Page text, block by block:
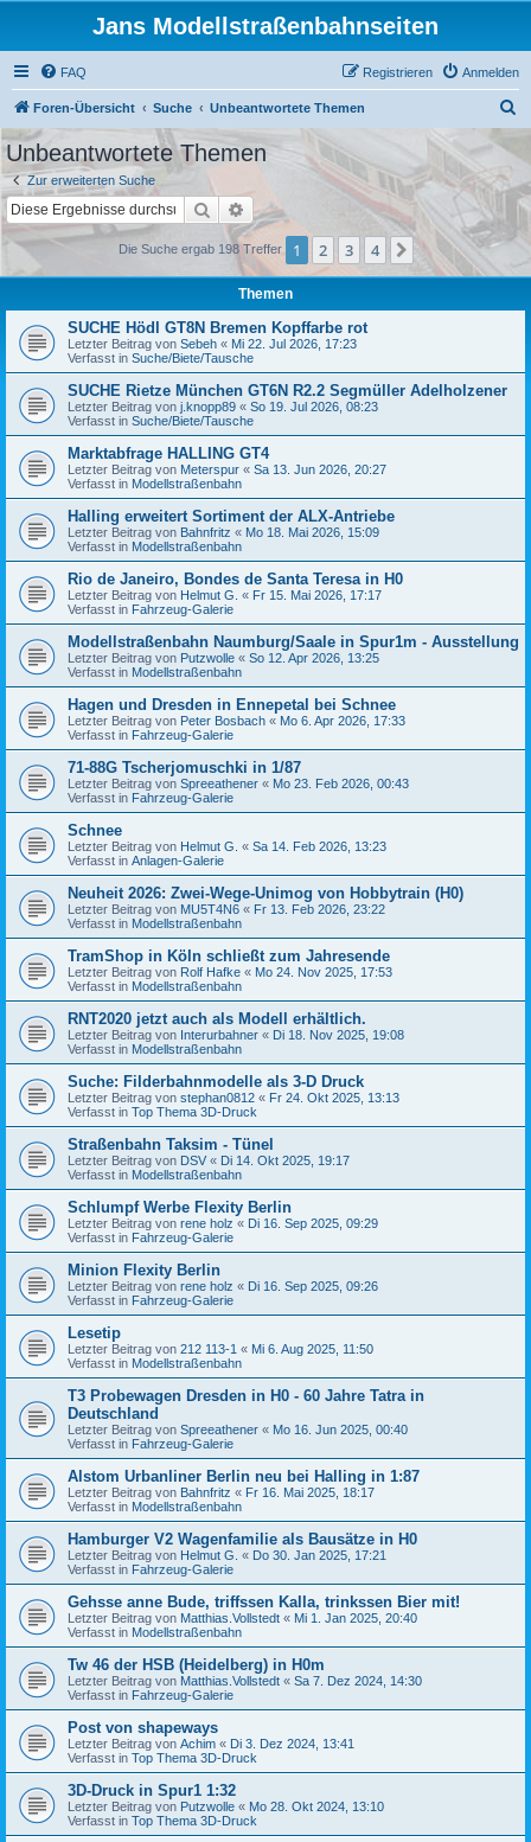
Jans Modellstraßenbahnseiten
FAQ Anmelden
Registrieren
Foren-Übersicht Suche Unbeantwortete Themen
c
h
Unbeantwortete Themen
Zur erweiterten Suche
Suche Erweiterte Suche
Die Suche ergab 198 Treffer 1 2 3 4 Nächste
Themen
SUCHE Hödl GT8N Bremen Kopffarbe rot
Letzter Beitrag von Sebeh « Mi 22. Jul 2026, 17:23
Verfasst in Suche/Biete/Tausche
SUCHE Rietze München GT6N R2.2 Segmüller Adelholzener
Letzter Beitrag von j.knopp89 « So 19. Jul 2026, 08:23
Verfasst in Suche/Biete/Tausche
Marktabfrage HALLING GT4
Letzter Beitrag von Meterspur « Sa 13. Jun 2026, 20:27
Verfasst in Modellstraßenbahn
Halling erweitert Sortiment der ALX-Antriebe
Letzter Beitrag von Bahnfritz « Mo 18. Mai 2026, 15:09
Verfasst in Modellstraßenbahn
Rio de Janeiro, Bondes de Santa Teresa in H0
Letzter Beitrag von Helmut G. « Fr 15. Mai 2026, 17:17
Verfasst in Fahrzeug-Galerie
Modellstraßenbahn Naumburg/Saale in Spur1m - Ausstellung
Letzter Beitrag von Putzwolle « So 12. Apr 2026, 13:25
Verfasst in Modellstraßenbahn
Hagen und Dresden in Ennepetal bei Schnee
Letzter Beitrag von Peter Bosbach « Mo 6. Apr 2026, 17:33
Verfasst in Fahrzeug-Galerie
71-88G Tscherjomuschki in 1/87
Letzter Beitrag von Spreeathener « Mo 23. Feb 2026, 00:43
Verfasst in Fahrzeug-Galerie
Schnee
Letzter Beitrag von Helmut G. « Sa 14. Feb 2026, 13:23
Verfasst in Anlagen-Galerie
Neuheit 2026: Zwei-Wege-Unimog von Hobbytrain (H0)
Letzter Beitrag von MU5T4N6 « Fr 13. Feb 2026, 23:22
Verfasst in Modellstraßenbahn
TramShop in Köln schließt zum Jahresende
Letzter Beitrag von Rolf Hafke « Mo 24. Nov 2025, 17:53
Verfasst in Modellstraßenbahn
RNT2020 jetzt auch als Modell erhältlich.
Letzter Beitrag von Interurbahner « Di 18. Nov 2025, 19:08
Verfasst in Modellstraßenbahn
Suche: Filderbahnmodelle als 3-D Druck
Letzter Beitrag von stephan0812 « Fr 24. Okt 2025, 13:13
Verfasst in Top Thema 3D-Druck
Straßenbahn Taksim - Tünel
Letzter Beitrag von DSV « Di 14. Okt 2025, 19:17
Verfasst in Modellstraßenbahn
Schlumpf Werbe Flexity Berlin
Letzter Beitrag von rene holz « Di 16. Sep 2025, 09:29
Verfasst in Fahrzeug-Galerie
Minion Flexity Berlin
Letzter Beitrag von rene holz « Di 16. Sep 2025, 09:26
Verfasst in Fahrzeug-Galerie
Lesetip
Letzter Beitrag von 212 113-1 « Mi 6. Aug 2025, 11:50
Verfasst in Modellstraßenbahn
T3 Probewagen Dresden in H0 - 60 Jahre Tatra in
Deutschland
Letzter Beitrag von Spreeathener « Mo 16. Jun 2025, 00:40
Verfasst in Fahrzeug-Galerie
Alstom Urbanliner Berlin neu bei Halling in 1:87
Letzter Beitrag von Bahnfritz « Fr 16. Mai 2025, 18:17
Verfasst in Modellstraßenbahn
Hamburger V2 Wagenfamilie als Bausätze in H0
Letzter Beitrag von Helmut G. « Do 30. Jan 2025, 17:21
Verfasst in Fahrzeug-Galerie
Gehsse anne Bude, triffssen Kalla, trinkssen Bier mit!
Letzter Beitrag von Matthias.Vollstedt « Mi 1. Jan 2025, 20:40
Verfasst in Modellstraßenbahn
Tw 46 der HSB (Heidelberg) in H0m
Letzter Beitrag von Matthias.Vollstedt « Sa 7. Dez 2024, 14:30
Verfasst in Fahrzeug-Galerie
Post von shapeways
Letzter Beitrag von Achim « Di 3. Dez 2024, 13:41
Verfasst in Top Thema 3D-Druck
3D-Druck in Spur1 1:32
Letzter Beitrag von Putzwolle « Mo 28. Okt 2024, 13:10
Verfasst in Top Thema 3D-Druck